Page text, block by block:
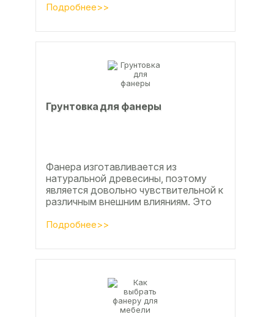
эффективных методов считается...
Подробнее>>
Грунтовка для фанеры
Фанера изготавливается из
натуральной древесины, поэтому
является довольно чувствительной к
различным внешним влияниям. Это
расширении, растрескивании,...
Подробнее>>